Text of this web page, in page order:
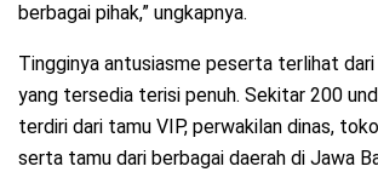
berbagai pihak,” ungkapnya.
Tingginya antusiasme peserta terlihat dari
yang tersedia terisi penuh. Sekitar 200
terdiri dari tamu VIP, perwakilan dinas,
serta tamu dari berbagai daerah di Jawa